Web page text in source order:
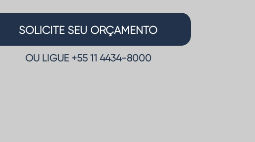
SOLICITE SEU ORÇAMENTO
OU LIGUE +55 11 4434-8000